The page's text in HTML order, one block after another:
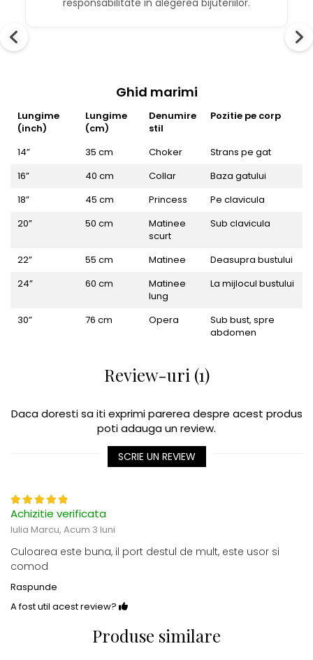
Ghid marimi
Lungime
(inch)
Lungime
(cm)
Denumire
stil
Pozitie pe corp
14” 35 cm Choker
Strans pe gat
16”
40 cm Collar
Baza gatului
18”
45 cm Princess
Pe clavicula
20”
50 cm
Matinee
scurt
Sub clavicula
22” 55 cm Matinee
Deasupra bustului
24”
60 cm
Matinee
lung
La mijlocul bustului
30” 76 cm Opera
Sub bust, spre
abdomen
Review-uri (1)
Daca doresti sa iti exprimi parerea despre acest produs
poti adauga un review.
SCRIE UN REVIEW
Achizitie verificata
Iulia Marcu, Acum 3 luni
Culoarea este buna, il port destul de mult, este usor si
comod
Raspunde
A fost util acest review?
Produse similare